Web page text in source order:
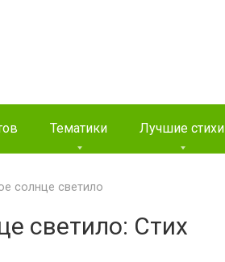
Тематики Лучшие стихи
солнце светило
светило: Стих